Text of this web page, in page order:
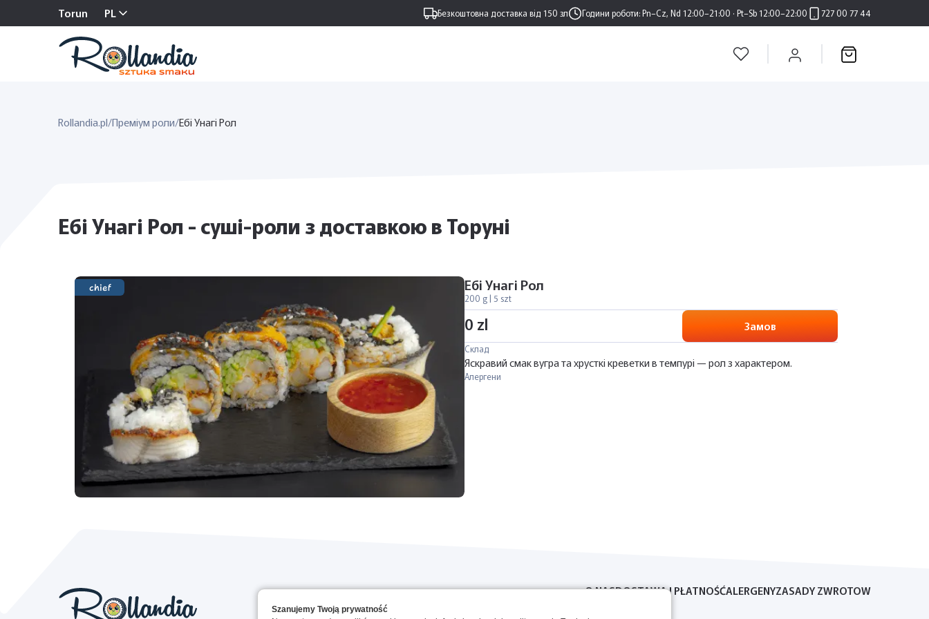
Torun PL Безкоштовна доставка від 150 зл Години роботи:Pn–Cz, Nd 12:00–21:00 · Pt–Sb 12:00–22:00 727 00 77 44
Rollandia.pl/Преміум роли/Ебі Унагі Рол
Ебі Унагі Рол - суші-роли з доставкою в Торуні
chief Ебі Унагі Рол
200 g | 5 szt
0 zl Замов
Склад
Яскравий смак вугра та хрусткі креветки в темпурі — рол з характером.
Алергени
O NASDOSTAWA I PŁATNOŚĆALERGENYZASADY ZWROTOW
Szanujemy Twoją prywatność